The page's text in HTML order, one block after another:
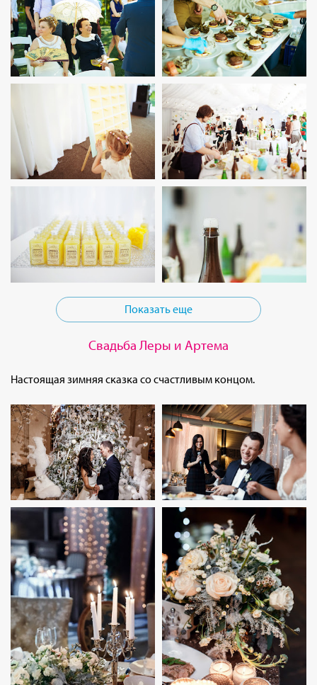
Показать еще
Свадьба Леры и Артема
Настоящая зимняя сказка со счастливым концом.